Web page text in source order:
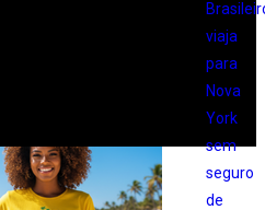
viaja
para
Nova
York
sem
seguro
de